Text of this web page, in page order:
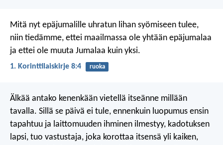
Mitä nyt epäjumalille uhratun lihan syömiseen tulee,
niin tiedämme, ettei maailmassa ole yhtään epäjumalaa
ja ettei ole muuta Jumalaa kuin yksi.
1. Korinttilaiskirje 8:4 ruoka
Älkää antako kenenkään vietellä itseänne millään
tavalla. Sillä se päivä ei tule, ennenkuin luopumus ensin
tapahtuu ja laittomuuden ihminen ilmestyy, kadotuksen
lapsi, tuo vastustaja, joka korottaa itsensä yli kaiken,